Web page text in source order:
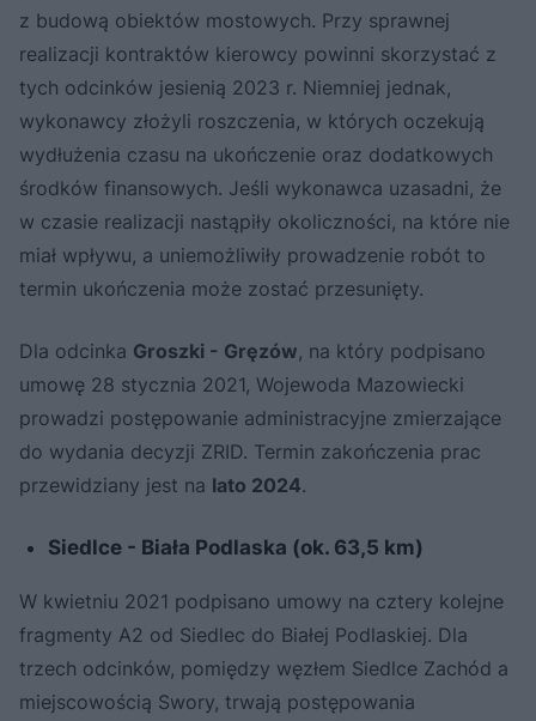
z budową obiektów mostowych. Przy sprawnej
realizacji kontraktów kierowcy powinni skorzystać z
tych odcinków jesienią 2023 r. Niemniej jednak,
wykonawcy złożyli roszczenia, w których oczekują
wydłużenia czasu na ukończenie oraz dodatkowych
środków finansowych. Jeśli wykonawca uzasadni, że
w czasie realizacji nastąpiły okoliczności, na które nie
miał wpływu, a uniemożliwiły prowadzenie robót to
termin ukończenia może zostać przesunięty.
Dla odcinka Groszki - Gręzów, na który podpisano
umowę 28 stycznia 2021, Wojewoda Mazowiecki
prowadzi postępowanie administracyjne zmierzające
do wydania decyzji ZRID. Termin zakończenia prac
przewidziany jest na lato 2024.
Siedlce - Biała Podlaska (ok. 63,5 km)
W kwietniu 2021 podpisano umowy na cztery kolejne
fragmenty A2 od Siedlec do Białej Podlaskiej. Dla
trzech odcinków, pomiędzy węzłem Siedlce Zachód a
miejscowością Swory, trwają postępowania